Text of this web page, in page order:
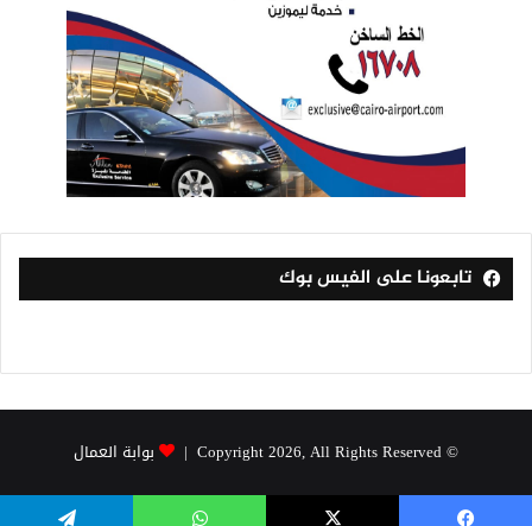
تابعونا على الفيس بوك
© Copyright 2026, All Rights Reserved | بوابة العمال